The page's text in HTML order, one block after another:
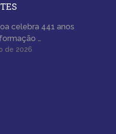
celebra 441 anos
…
de 2026